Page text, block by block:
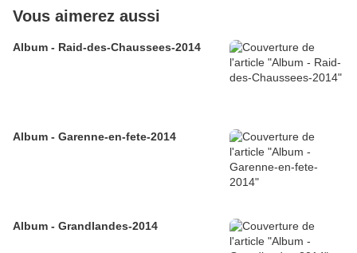
Vous aimerez aussi
Album - Raid-des-Chaussees-2014
Album - Garenne-en-fete-2014
Album - Grandlandes-2014